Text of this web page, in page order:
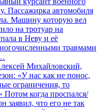
Пассажирка автомобиля
Машину которую вел
на тротуар на
в Неву и её
травмами
Михайловский,
«У нас как не понос,
ограничения, то
когда проспался/
заявил, что его не так